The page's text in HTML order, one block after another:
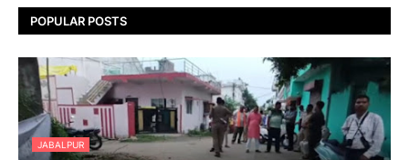
POPULAR POSTS
JABALPUR